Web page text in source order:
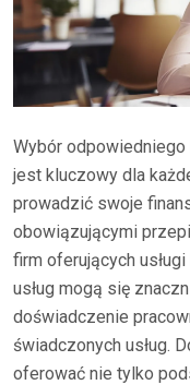
Wybór odpowiedniego
jest kluczowy dla
prowadzić swoje
obowiązującymi
firm oferujących
usług mogą się
doświadczenie
świadczonych usług.
oferować nie tylko